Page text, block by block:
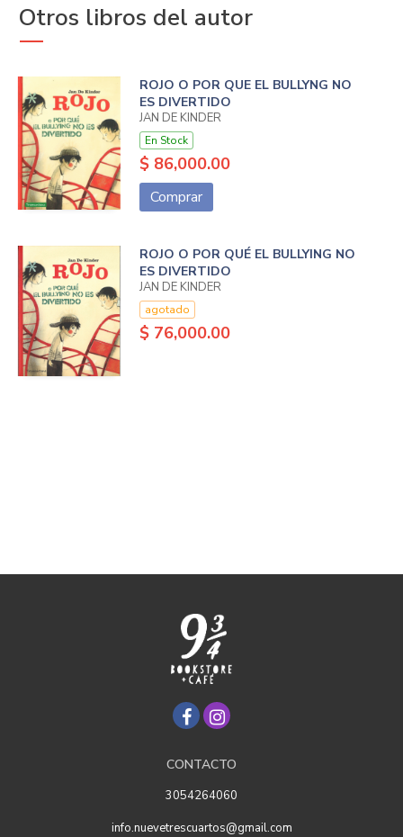
Otros libros del autor
ROJO O POR QUE EL BULLYNG NO
ES DIVERTIDO
JAN DE KINDER
En Stock
$ 86,000.00
Comprar
ROJO O POR QUÉ EL BULLYING NO
ES DIVERTIDO
JAN DE KINDER
agotado
$ 76,000.00
CONTACTO
3054264060
info.nuevetrescuartos@gmail.com